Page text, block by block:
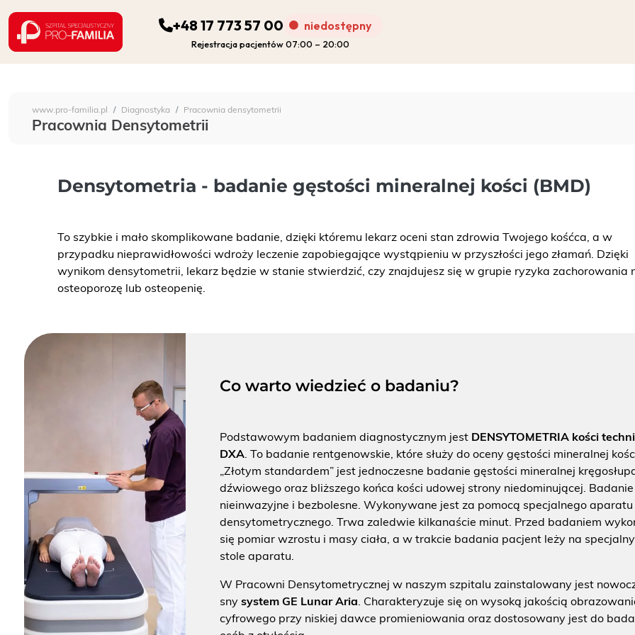
Szpital Specjalistyczny Pro-Familia
+48 17 773 57 00 niedostępny
Rejestracja pacjentów 07:00 – 20:00
PORADNIE
POZOSTAŁA DZIAŁALNOŚĆ SZPITALA
DLA PACJENTA
SZUKAJ
Bezpłatne badania laboratoryjne
przez cały okres trwania ciąży
www.pro-familia.pl Diagnostyka Pracownia densytometrii
Pracownia Densytometrii
Densytometria - badanie gęstości mineralnej kości (BMD)
To szybkie i mało skomplikowane badanie, dzięki któremu lekarz oceni stan zdrowia Twojego kośćca, a w
przypadku nieprawidłowości wdroży leczenie zapobiegające wystąpieniu w przyszłości jego złamań. Dzięki
wynikom densytometrii, lekarz będzie w stanie stwierdzić, czy znajdujesz się w grupie ryzyka zachorowania
osteoporozę lub osteopenię.
Co warto wiedzieć o badaniu?
Pod­sta­wo­wym ba­da­niem dia­gno­stycz­nym jest DEN­SY­TO­ME­TRIA kości
DXA. To ba­da­nie rent­ge­now­skie, które służy do oceny gę­sto­ści mi­ne­ral­nej
„Zło­tym stan­dar­dem” jest jed­no­cze­sne ba­da­nie gę­sto­ści mi­ne­ral­nej
dź­wio­we­go oraz bliż­sze­go końca kości udo­wej stro­ny nie­do­mi­nu­ją­cej.
nie­in­wa­zyj­ne i bez­bo­le­sne. Wy­ko­ny­wa­ne jest za po­mo­cą spe­cjal­ne­go apa­ra­tu
den­sy­to­me­trycz­ne­go. Trwa za­le­d­wie kil­ka­na­ście minut. Przed ba­da­niem
się po­miar wzro­stu i masy ciała, a w trak­cie ba­da­nia pa­cjent leży na
stole apa­ra­tu.
W Pra­cow­ni Den­sy­to­me­trycz­nej w na­szym szpi­ta­lu za­in­sta­lo­wa­ny jest
sny sys­tem GE Lunar Aria. Cha­rak­teryzuje się on wy­so­ką ja­ko­ścią
cy­fro­we­go przy ni­skiej dawce pro­mie­nio­wa­nia oraz do­sto­so­wa­ny jest do